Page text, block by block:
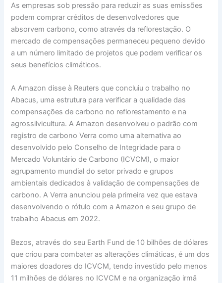
As empresas sob pressão para reduzir as suas emissões
podem comprar créditos de desenvolvedores que
absorvem carbono, como através da reflorestação. O
mercado de compensações permaneceu pequeno devido
a um número limitado de projetos que podem verificar os
seus benefícios climáticos.
A Amazon disse à Reuters que concluiu o trabalho no
Abacus, uma estrutura para verificar a qualidade das
compensações de carbono no reflorestamento e na
agrossilvicultura. A Amazon desenvolveu o padrão com
registro de carbono Verra como uma alternativa ao
desenvolvido pelo Conselho de Integridade para o
Mercado Voluntário de Carbono (ICVCM), o maior
agrupamento mundial do setor privado e grupos
ambientais dedicados à validação de compensações de
carbono. A Verra anunciou pela primeira vez que estava
desenvolvendo o rótulo com a Amazon e seu grupo de
trabalho Abacus em 2022.
Bezos, através do seu Earth Fund de 10 bilhões de dólares
que criou para combater as alterações climáticas, é um dos
maiores doadores do ICVCM, tendo investido pelo menos
11 milhões de dólares no ICVCM e na organização irmã